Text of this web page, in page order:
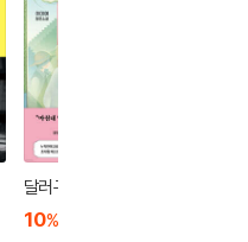
달러구트 꿈 백화점 0
10%